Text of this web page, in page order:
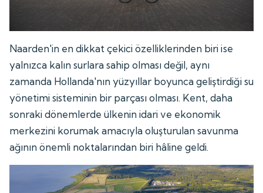
Naarden'in en dikkat çekici özelliklerinden biri ise
yalnızca kalın surlara sahip olması değil, aynı
zamanda Hollanda'nın yüzyıllar boyunca geliştirdiği su
yönetimi sisteminin bir parçası olması. Kent, daha
sonraki dönemlerde ülkenin idari ve ekonomik
merkezini korumak amacıyla oluşturulan savunma
ağının önemli noktalarından biri hâline geldi.